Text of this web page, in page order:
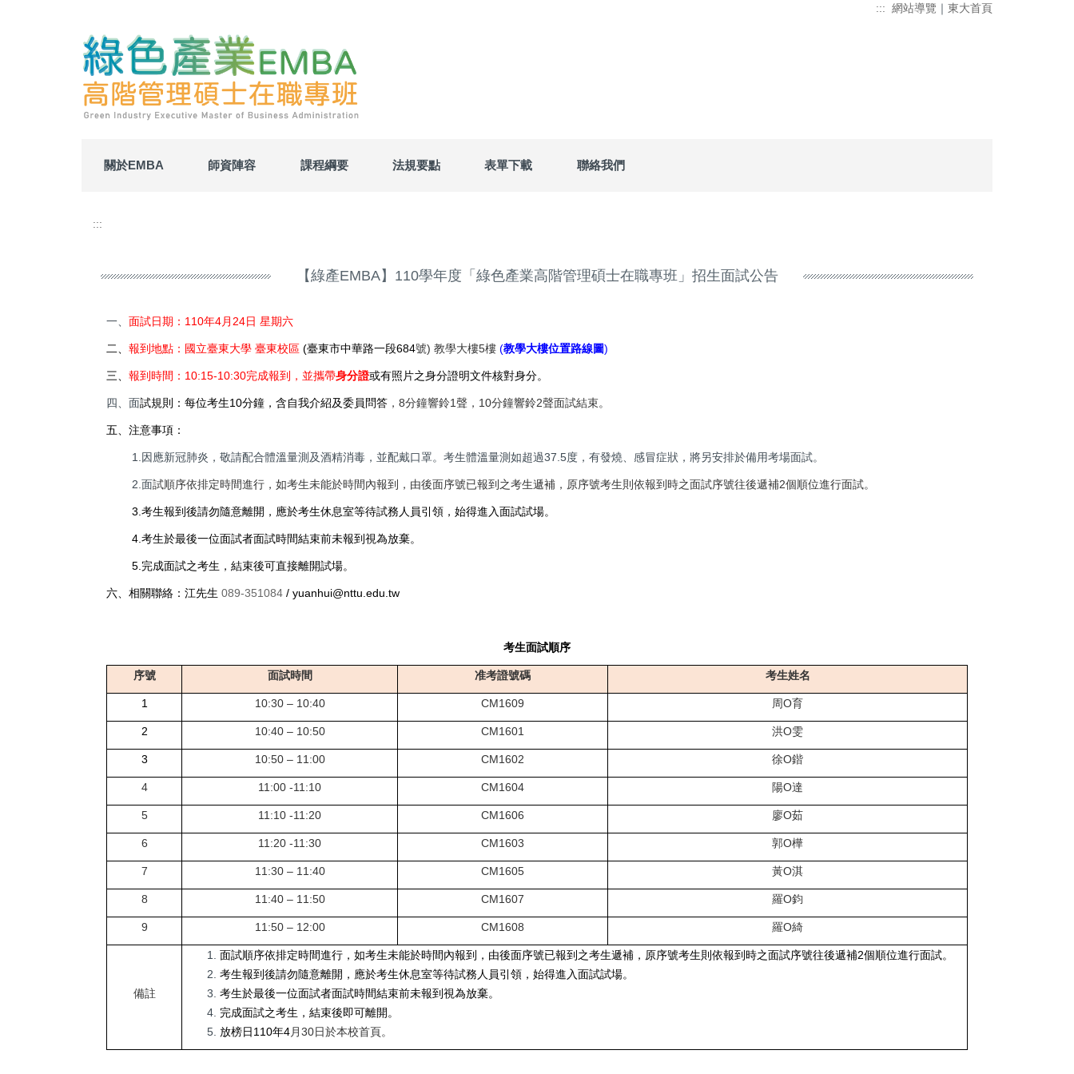
::: 網站導覽 ｜ 東大首頁
關於EMBA 師資陣容 課程綱要 法規要點 表單下載 聯絡我們
:::
【綠產EMBA】110學年度「綠色產業高階管理碩士在職專班」招生面試公告
一、 面試日期：110年4月24日 星期六
二、 報到地點：國立臺東大學 臺東校區 (臺東市中華路一段684號) 教學大樓5樓 (教學大樓位置路線圖)
三、 報到時間：10:15-10:30完成報到，並攜帶身分證或有照片之身分證明文件核對身分。
四、面試規則：每位考生10分鐘，含自我介紹及委員問答 ，8分鐘響鈴1聲，10分鐘響鈴2聲面試結束。
五、注意事項：
1. 因應新冠肺炎，敬請配合體溫量測及酒精消毒，並配戴口罩。考生體溫量測如超過37.5度，有發燒、感冒症狀，將另安排於備用考場面試。
2. 面試順序依排定時間進行，如考生未能於時間內報到，由後面序號已報到之考生遞補，原序號考生則依報到時之面試序號往後遞補2個順位進行面試。
3. 考生報到後請勿隨意離開，應於考生休息室等待試務人員引領，始得進入面試試場。
4. 考生於最後一位面試者面試時間結束前未報到視為放棄。
5. 完成面試之考生，結束後可直接離開試場。
六、相關聯絡：江先生 089-351084 / yuanhui@nttu.edu.tw
考生面試順序
序號 面試時間 准考證號碼 考生姓名
1 10:30 – 10:40 CM1609 周O育
2 10:40 – 10:50 CM1601 洪O雯
3 10:50 – 11:00 CM1602 徐O鍇
4 11:00 -11:10 CM1604 陽O達
5 11:10 -11:20 CM1606 廖O茹
6 11:20 -11:30 CM1603 郭O樺
7 11:30 – 11:40 CM1605 黃O淇
8 11:40 – 11:50 CM1607 羅O鈞
9 11:50 – 12:00 CM1608 羅O綺
備註
面試順序依排定時間進行，如考生未能於時間內報到，由後面序號已報到之考生遞補，原序號考生則依報到時之面試序號往後遞補2個順位進行面試。
考生報到後請勿隨意離開，應於考生休息室等待試務人員引領，始得進入面試試場。
考生於最後一位面試者面試時間結束前未報到視為放棄。
完成面試之考生，結束後即可離開。
放榜日110年4月30日於本校首頁。